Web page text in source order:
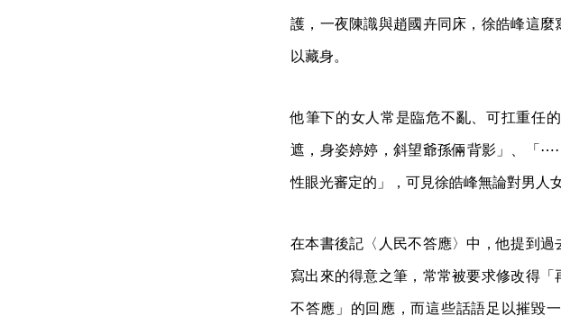
護，一夜陳識與趙國卉同床，徐皓峰這
以藏身。
他筆下的女人常是臨危不亂、可扛重任
遮，身姿婷婷，斜望爺孫倆背影」、「
性眼光審定的」，可見徐皓峰無論對男人
在本書後記〈人民不答應〉中，他提到
寫出來的得意之筆，常常被要求修改得
不答應」的回應，而這些話語足以摧毀